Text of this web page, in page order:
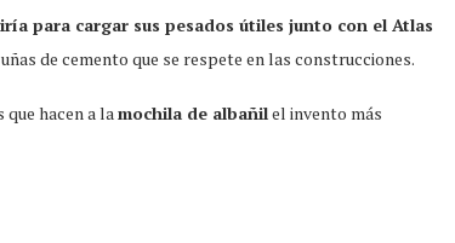
para cargar sus pesados útiles junto con el Atlas
de cemento que se respete en las construcciones.
hacen a lamochila de albañilel invento más